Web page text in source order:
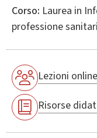
Corso: Laurea in
professione
Lezioni online
Risorse